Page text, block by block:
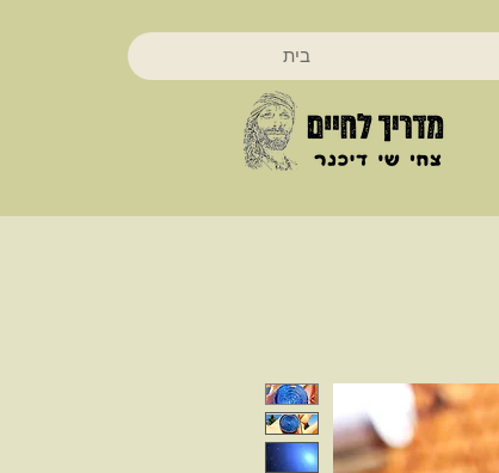
בית